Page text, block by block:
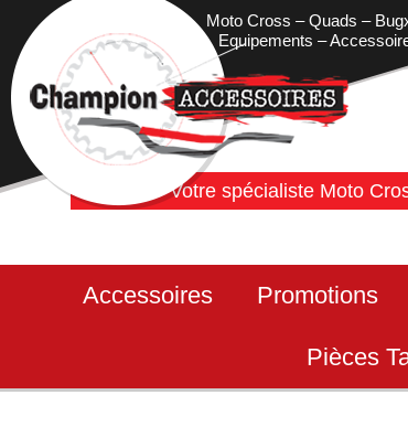
Moto Cross – Quads –
Equipements –
Votre spécialiste Moto
Accessoires Promotions
Pièces